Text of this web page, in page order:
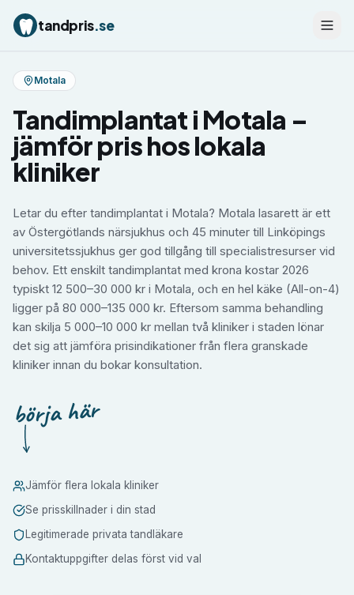
tandpris.se
Motala
Tandimplantat i Motala –
jämför pris hos lokala
kliniker
Letar du efter tandimplantat i Motala? Motala lasarett är ett
av Östergötlands närsjukhus och 45 minuter till Linköpings
universitetssjukhus ger god tillgång till specialistresurser vid
behov. Ett enskilt tandimplantat med krona kostar 2026
typiskt 12 500–30 000 kr i Motala, och en hel käke (All-on-4)
ligger på 80 000–135 000 kr. Eftersom samma behandling
kan skilja 5 000–10 000 kr mellan två kliniker i staden lönar
det sig att jämföra prisindikationer från flera granskade
kliniker innan du bokar konsultation.
börja här
Jämför flera lokala kliniker
Se prisskillnader i din stad
Legitimerade privata tandläkare
Kontaktuppgifter delas först vid val